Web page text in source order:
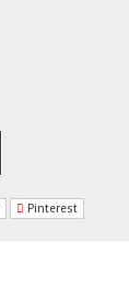
Pinterest